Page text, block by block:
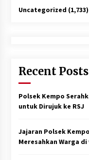
Uncategorized (1,733)
Recent Posts
Polsek Kempo
untuk Dirujuk ke RSJ
Jajaran Polsek
Meresahkan Warga